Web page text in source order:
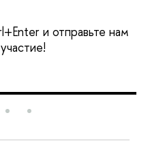
и отправьте нам